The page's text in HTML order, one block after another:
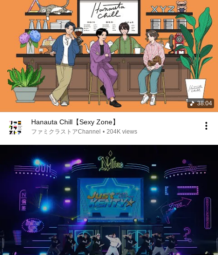
38:04
Hanauta Chill【Sexy Zone】
ファミクラストアChannel • 204K views